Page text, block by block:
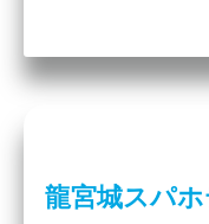
龍宮城スパホ